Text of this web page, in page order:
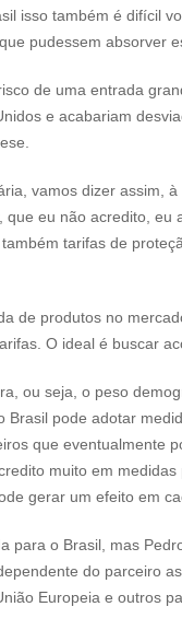
isso também é difícil
pudessem absorver
de uma entrada
e acabariam
vamos dizer assim,
eu não acredito, eu
tarifas de
de produtos no
O ideal é buscar
ou seja, o peso
Brasil pode adotar
que eventualmente
muito em
gerar um efeito em
para o Brasil, mas
do parceiro
Europeia e outros